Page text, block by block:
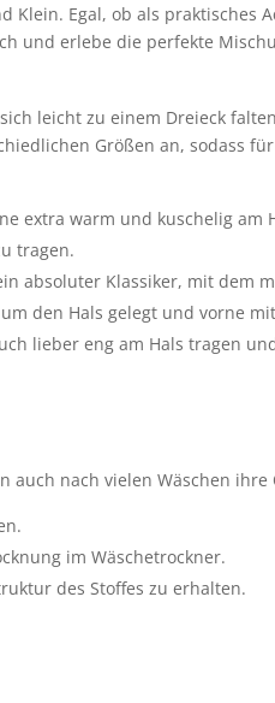
Egal, ob als praktisches
und erlebe die perfekte
leicht zu einem Dreieck
Größen an, sodass
extra warm und kuschelig am
tragen.
absoluter Klassiker, mit dem
den Hals gelegt und vorne
lieber eng am Hals tragen
auch nach vielen Wäschen ihre
im Wäschetrockner.
des Stoffes zu erhalten.